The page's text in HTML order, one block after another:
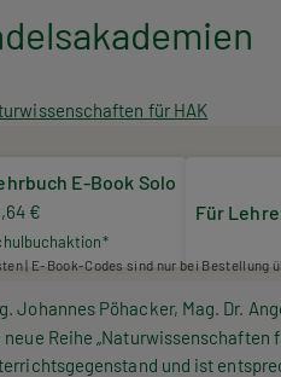
für HAK
E-Book Solo
€ Für
| E-Book-Codes sind nur bei
Johannes Pöhacker, Mag. Dr.
neue Reihe
und ist